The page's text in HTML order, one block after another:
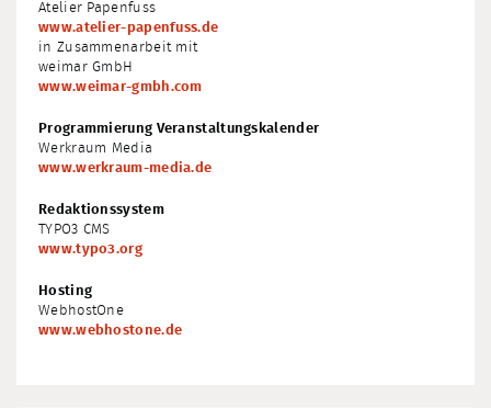
Atelier Papenfuss
www.atelier-papenfuss.de
in Zusammenarbeit mit
weimar GmbH
www.weimar-gmbh.com
Programmierung Veranstaltungskalender
Werkraum Media
www.werkraum-media.de
Redaktionssystem
TYPO3 CMS
www.typo3.org
Hosting
WebhostOne
www.webhostone.de